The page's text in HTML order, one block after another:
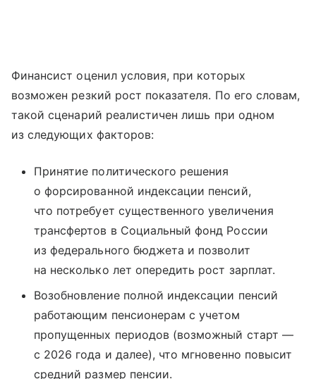
Финансист оценил условия, при которых
возможен резкий рост показателя. По его словам,
такой сценарий реалистичен лишь при одном
из следующих факторов:
Принятие политического решения
о форсированной индексации пенсий,
что потребует существенного увеличения
трансфертов в Социальный фонд России
из федерального бюджета и позволит
на несколько лет опередить рост зарплат.
Возобновление полной индексации пенсий
работающим пенсионерам с учетом
пропущенных периодов (возможный старт —
с 2026 года и далее), что мгновенно повысит
средний размер пенсии.